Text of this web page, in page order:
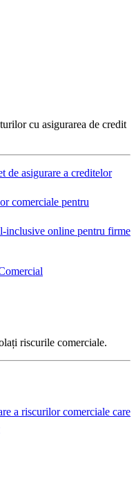
cu asigurarea de credit
de asigurare a creditelor
comerciale pentru
inclusive online pentru firme
riscurile comerciale.
a riscurilor comerciale care